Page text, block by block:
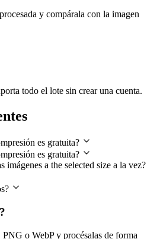
y compárala con la imagen
todo el lote sin crear una cuenta.
es gratuita?
es gratuita?
imágenes a the selected size a la vez?
o WebP y procésalas de forma